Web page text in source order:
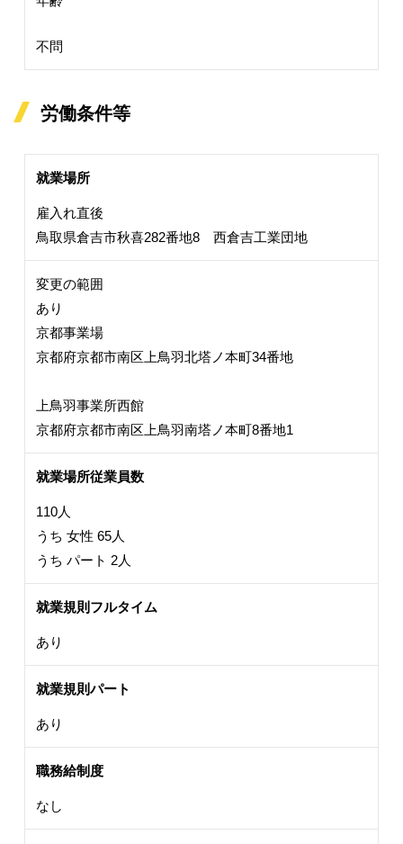
不問
労働条件等
就業場所
雇入れ直後
鳥取県倉吉市秋喜282番地8 西倉吉工業団地
変更の範囲
あり
京都事業場
京都府京都市南区上鳥羽北塔ノ本町34番地
上鳥羽事業所西館
京都府京都市南区上鳥羽南塔ノ本町8番地1
就業場所従業員数
110人
うち 女性 65人
うち パート 2人
就業規則フルタイム
あり
就業規則パート
あり
職務給制度
なし